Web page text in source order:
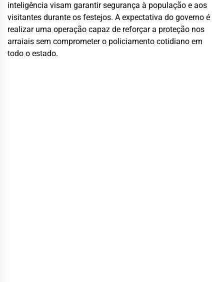
inteligência visam garantir segurança à população e aos
visitantes durante os festejos. A expectativa do governo é
realizar uma operação capaz de reforçar a proteção nos
arraiais sem comprometer o policiamento cotidiano em
todo o estado.